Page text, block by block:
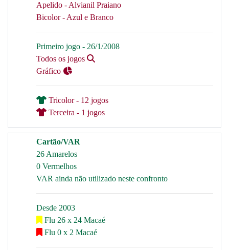
Apelido - Alvianil Praiano
Bicolor - Azul e Branco
Primeiro jogo - 26/1/2008
Todos os jogos
Gráfico
Tricolor - 12 jogos
Terceira - 1 jogos
Cartão/VAR
26 Amarelos
0 Vermelhos
VAR ainda não utilizado neste confronto
Desde 2003
Flu 26 x 24 Macaé
Flu 0 x 2 Macaé